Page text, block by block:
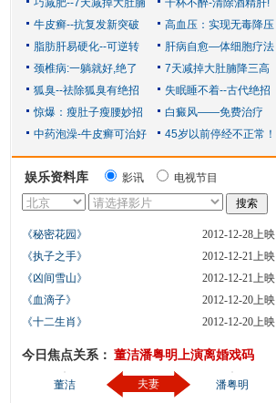
娱乐资料库 影讯 电视节目
《秘密花园》
2012-12-28上映
《执子之手》
2012-12-21上映
《凶间雪山》
2012-12-21上映
《血滴子》
2012-12-20上映
《十二生肖》
2012-12-20上映
今日焦点关系： 董洁潘粤明上演离婚戏码
董洁 夫妻 潘粤明